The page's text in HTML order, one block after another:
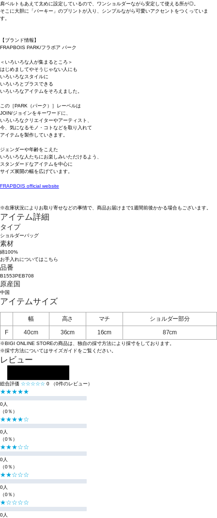
肩ベルトもあえて太めに設定しているので、ワンショルダーながら安定して使える所が◎。
そこに大胆に「パーキー」のプリントが入り、シンプルながら可愛いアクセントをつくっていま
す。
【ブランド情報】
FRAPBOIS PARK/フラボア パーク
＜いろいろな人が集まるところ＞
はじめましてやそうじゃない人にも
いろいろなスタイルに
いろいろとプラスできる
いろいろなアイテムをそろえました。
この［PARK（パーク）］レーベルは
JOIN/ジョインをキーワードに、
いろいろなクリエイターやアーティスト、
今、気になるモノ・コトなどを取り入れて
アイテムを製作していきます。
ジェンダーや年齢をこえた
いろいろな人たちにお楽しみいただけるよう、
スタンダードなアイテムを中心に
サイズ展開の幅を広げています。
FRAPBOIS official website
※在庫状況によりお取り寄せなどの事情で、商品お届けまで1週間前後かかる場合もございます。
アイテム詳細
タイプ
ショルダーバッグ
素材
綿100%
お手入れについてはこちら
品番
B1553PEB708
原産国
中国
アイテムサイズ
幅 高さ マチ
ショルダー部分
F
40cm 36cm 16cm 87cm
※BIGI ONLINE STOREの商品は、独自の採寸方法により採寸をしております。
※採寸方法についてはサイズガイドをご覧ください。
レビュー
総合評価 ☆☆☆☆☆ 0 （0件のレビュー）
★★★★★
0人
（0％）
★★★★☆
0人
（0％）
★★★☆☆
0人
（0％）
★★☆☆☆
0人
（0％）
★☆☆☆☆
0人